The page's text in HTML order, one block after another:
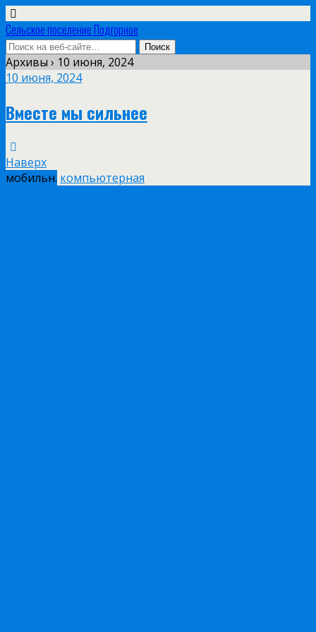
Сельское поселение Подгорное
Архивы › 10 июня, 2024
10 июня, 2024
Вместе мы сильнее
Наверх
мобильн. компьютерная